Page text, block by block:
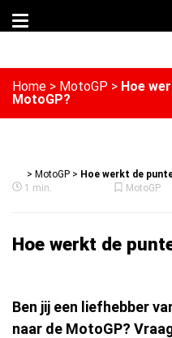
Home > MotoGP > Hoe
MotoGP?
> MotoGP > Hoe werkt de
1 min.
MotoGP
Hoe werkt de
Ben jij een liefhebber
naar de MotoGP?